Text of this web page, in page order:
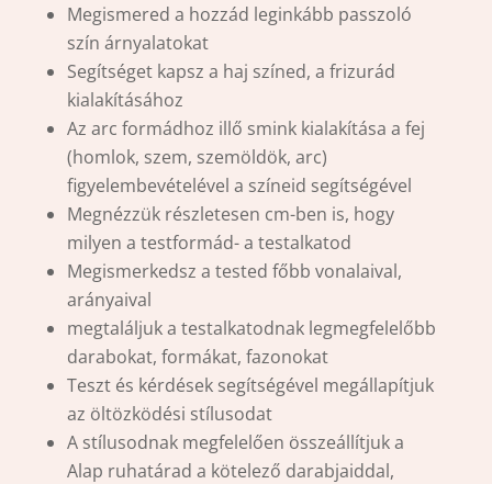
Megismered a hozzád leginkább passzoló
szín árnyalatokat
Segítséget kapsz a haj színed, a frizurád
kialakításához
Az arc formádhoz illő smink kialakítása a fej
(homlok, szem, szemöldök, arc)
figyelembevételével a színeid segítségével
Megnézzük részletesen cm-ben is, hogy
milyen a testformád- a testalkatod
Megismerkedsz a tested főbb vonalaival,
arányaival
megtaláljuk a testalkatodnak legmegfelelőbb
darabokat, formákat, fazonokat
Teszt és kérdések segítségével megállapítjuk
az öltözködési stílusodat
A stílusodnak megfelelően összeállítjuk a
Alap ruhatárad a kötelező darabjaiddal,